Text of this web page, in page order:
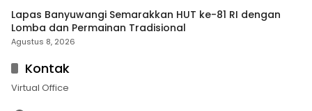
Lapas Banyuwangi Semarakkan HUT ke-81 RI dengan
Lomba dan Permainan Tradisional
Agustus 8, 2026
Kontak
Virtual Office